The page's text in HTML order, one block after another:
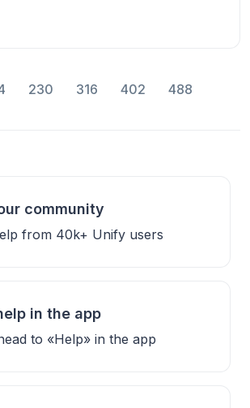
230 316 402 488
community
from 40k+ Unify users
in the app
to «Help» in the app